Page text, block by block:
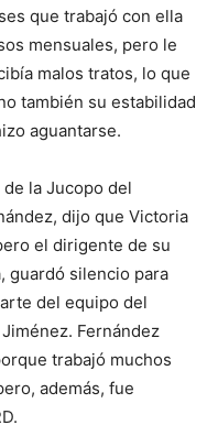
que trabajó con ella
mensuales, pero le
malos tratos, lo que
también su estabilidad
aguantarse.
la Jucopo del
dijo que Victoria
el dirigente de su
guardó silencio para
del equipo del
Fernández
trabajó muchos
además, fue